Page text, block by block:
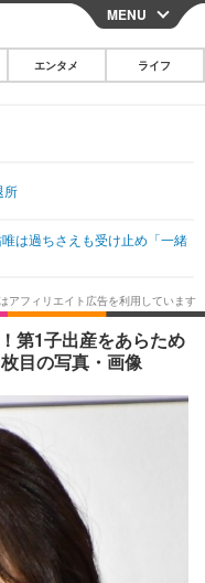
CLOSE
その他
韓国・芸能
スポーツ
グルメ
ショッピング
MENU
エンタメ ライフ
所
は過ちさえも受け止め「一緒
第1子出産をあらため
目の写真・画像